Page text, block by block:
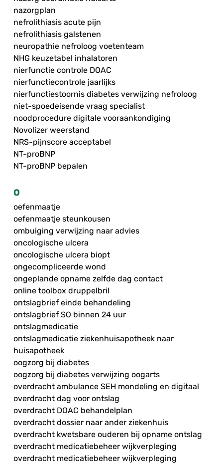
nazorgplan
nefrolithiasis acute pijn
nefrolithiasis galstenen
neuropathie nefroloog voetenteam
NHG keuzetabel inhalatoren
nierfunctie controle DOAC
nierfunctiecontrole jaarlijks
nierfunctiestoornis diabetes verwijzing nefroloog
niet-spoedeisende vraag specialist
noodprocedure digitale vooraankondiging
Novolizer weerstand
NRS-pijnscore acceptabel
NT-proBNP
NT-proBNP bepalen
O
oefenmaatje
oefenmaatje steunkousen
ombuiging verwijzing naar advies
oncologische ulcera
oncologische ulcera biopt
ongecompliceerde wond
ongeplande opname zelfde dag contact
online toolbox druppelbril
ontslagbrief einde behandeling
ontslagbrief SO binnen 24 uur
ontslagmedicatie
ontslagmedicatie ziekenhuisapotheek naar
huisapotheek
oogzorg bij diabetes
oogzorg bij diabetes verwijzing oogarts
overdracht ambulance SEH mondeling en digitaal
overdracht dag voor ontslag
overdracht DOAC behandelplan
overdracht dossier naar ander ziekenhuis
overdracht kwetsbare ouderen bij opname ontslag
overdracht medicatiebeheer wijkverpleging
overdracht medicatiebeheer wijkverpleging